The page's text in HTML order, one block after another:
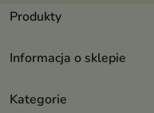
Produkty
Informacja o sklepie
Kategorie